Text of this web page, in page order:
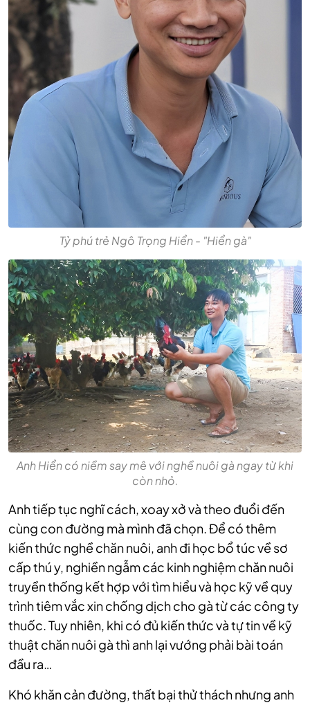
Tỷ phú trẻ Ngô Trọng Hiển - "Hiển gà"
Anh Hiển có niềm say mê với nghề nuôi gà ngay từ khi
còn nhỏ.
Anh tiếp tục nghĩ cách, xoay xở và theo đuổi đến
cùng con đường mà mình đã chọn. Để có thêm
kiến thức nghề chăn nuôi, anh đi học bổ túc về sơ
cấp thú y, nghiền ngẫm các kinh nghiệm chăn nuôi
truyền thống kết hợp với tìm hiểu và học kỹ về quy
trình tiêm vắc xin chống dịch cho gà từ các công ty
thuốc. Tuy nhiên, khi có đủ kiến thức và tự tin về kỹ
thuật chăn nuôi gà thì anh lại vướng phải bài toán
đầu ra…
Khó khăn cản đường, thất bại thử thách nhưng anh